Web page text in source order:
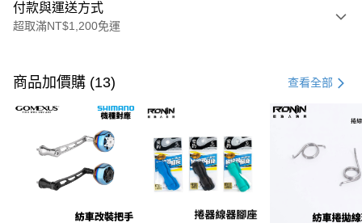
付款與運送方式
超取滿NT$1,200免運
信用卡一次付款
信用卡分期付款
3 期 0 利率 每期 NT$4,166
合作金庫商業銀行
第一商業銀行
華南商業銀行
彰化商業銀行
台北富邦商業銀行
國泰世華商業銀行
兆豐國際商業銀行
商品加價購 (13) 查看全部